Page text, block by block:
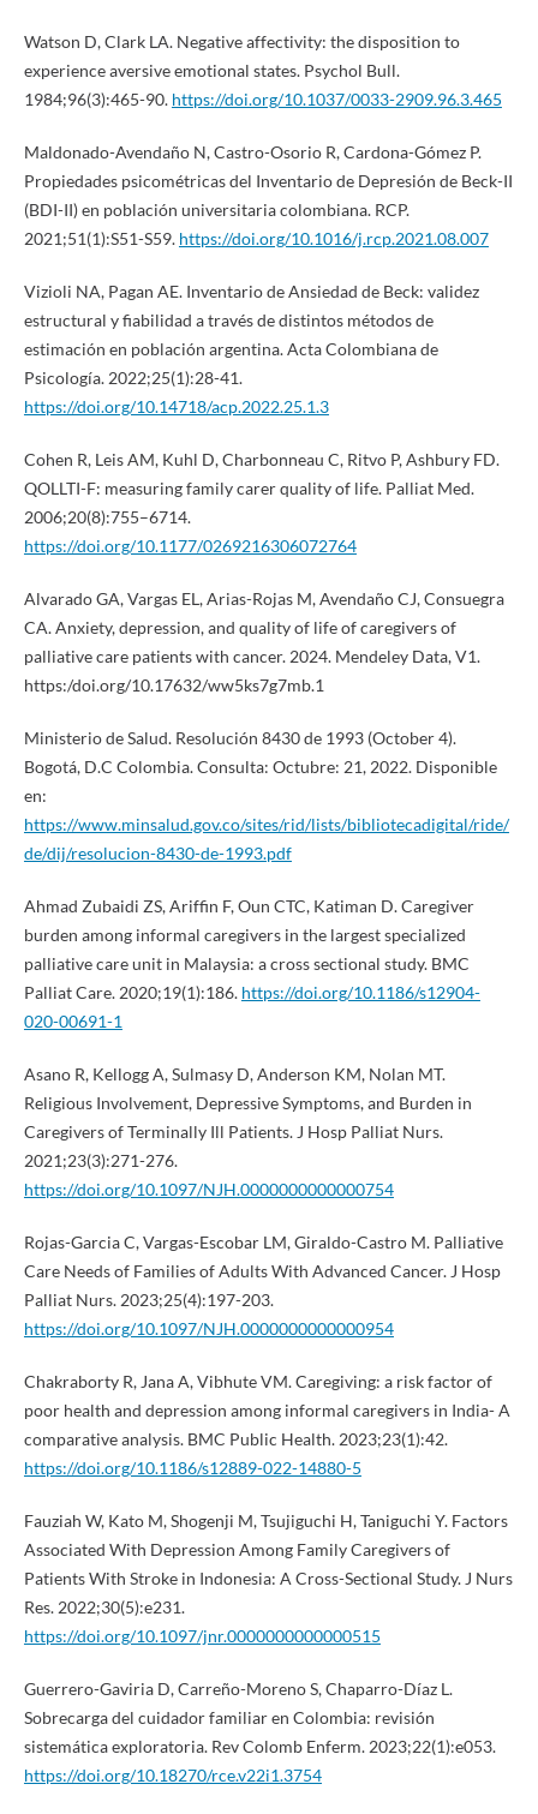
Watson D, Clark LA. Negative affectivity: the disposition to
experience aversive emotional states. Psychol Bull.
1984;96(3):465-90. https://doi.org/10.1037/0033-2909.96.3.465
Maldonado-Avendaño N, Castro-Osorio R, Cardona-Gómez P.
Propiedades psicométricas del Inventario de Depresión de Beck-II
(BDI-II) en población universitaria colombiana. RCP.
2021;51(1):S51-S59. https://doi.org/10.1016/j.rcp.2021.08.007
Vizioli NA, Pagan AE. Inventario de Ansiedad de Beck: validez
estructural y fiabilidad a través de distintos métodos de
estimación en población argentina. Acta Colombiana de
Psicología. 2022;25(1):28-41.
https://doi.org/10.14718/acp.2022.25.1.3
Cohen R, Leis AM, Kuhl D, Charbonneau C, Ritvo P, Ashbury FD.
QOLLTI-F: measuring family carer quality of life. Palliat Med.
2006;20(8):755–6714.
https://doi.org/10.1177/0269216306072764
Alvarado GA, Vargas EL, Arias-Rojas M, Avendaño CJ, Consuegra
CA. Anxiety, depression, and quality of life of caregivers of
palliative care patients with cancer. 2024. Mendeley Data, V1.
https:/doi.org/10.17632/ww5ks7g7mb.1
Ministerio de Salud. Resolución 8430 de 1993 (October 4).
Bogotá, D.C Colombia. Consulta: Octubre: 21, 2022. Disponible
en:
https://www.minsalud.gov.co/sites/rid/lists/bibliotecadigital/ride/
de/dij/resolucion-8430-de-1993.pdf
Ahmad Zubaidi ZS, Ariffin F, Oun CTC, Katiman D. Caregiver
burden among informal caregivers in the largest specialized
palliative care unit in Malaysia: a cross sectional study. BMC
Palliat Care. 2020;19(1):186. https://doi.org/10.1186/s12904-
020-00691-1
Asano R, Kellogg A, Sulmasy D, Anderson KM, Nolan MT.
Religious Involvement, Depressive Symptoms, and Burden in
Caregivers of Terminally Ill Patients. J Hosp Palliat Nurs.
2021;23(3):271-276.
https://doi.org/10.1097/NJH.0000000000000754
Rojas-Garcia C, Vargas-Escobar LM, Giraldo-Castro M. Palliative
Care Needs of Families of Adults With Advanced Cancer. J Hosp
Palliat Nurs. 2023;25(4):197-203.
https://doi.org/10.1097/NJH.0000000000000954
Chakraborty R, Jana A, Vibhute VM. Caregiving: a risk factor of
poor health and depression among informal caregivers in India- A
comparative analysis. BMC Public Health. 2023;23(1):42.
https://doi.org/10.1186/s12889-022-14880-5
Fauziah W, Kato M, Shogenji M, Tsujiguchi H, Taniguchi Y. Factors
Associated With Depression Among Family Caregivers of
Patients With Stroke in Indonesia: A Cross-Sectional Study. J Nurs
Res. 2022;30(5):e231.
https://doi.org/10.1097/jnr.0000000000000515
Guerrero-Gaviria D, Carreño-Moreno S, Chaparro-Díaz L.
Sobrecarga del cuidador familiar en Colombia: revisión
sistemática exploratoria. Rev Colomb Enferm. 2023;22(1):e053.
https://doi.org/10.18270/rce.v22i1.3754